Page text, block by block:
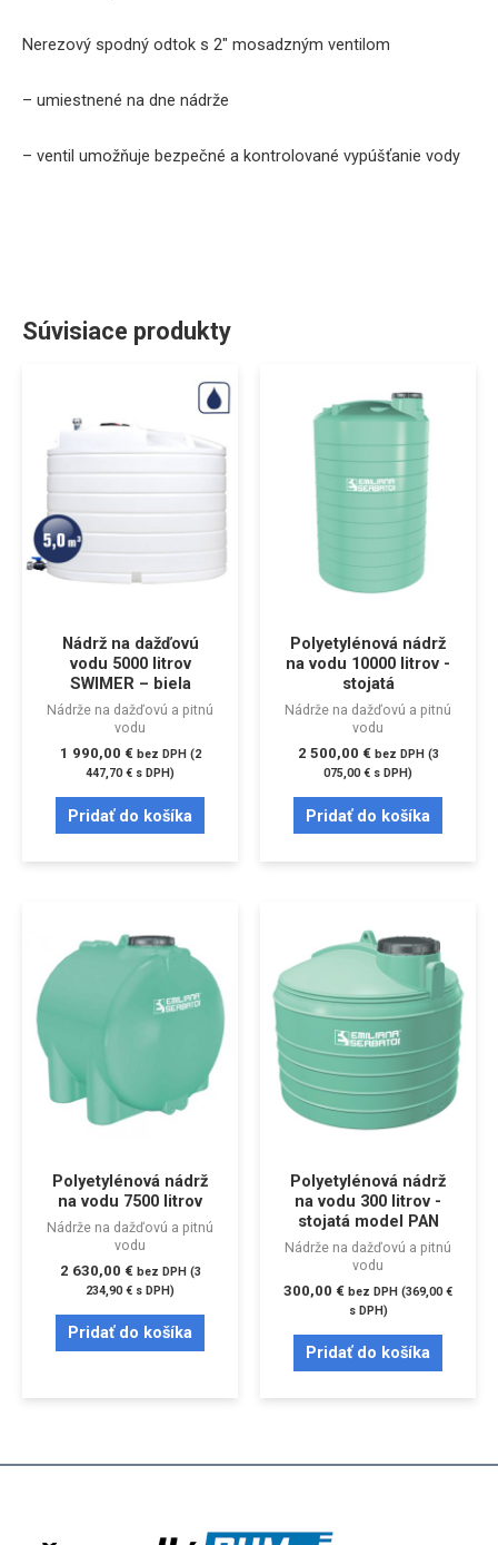
Nerezový spodný odtok s 2″ mosadzným ventilom
– umiestnené na dne nádrže
– ventil umožňuje bezpečné a kontrolované vypúšťanie vody
Súvisiace produkty
Nádrž na dažďovú
vodu 5000 litrov
SWIMER – biela
Nádrže na dažďovú a pitnú
vodu
1 990,00 € bez DPH (2
447,70€ s DPH)
Pridať do košíka
Polyetylénová nádrž
na vodu 10000 litrov -
stojatá
Nádrže na dažďovú a pitnú
vodu
2 500,00 € bez DPH (3
075,00€ s DPH)
Pridať do košíka
Polyetylénová nádrž
na vodu 7500 litrov
Nádrže na dažďovú a pitnú
vodu
2 630,00 € bez DPH (3
234,90€ s DPH)
Pridať do košíka
Polyetylénová nádrž
na vodu 300 litrov -
stojatá model PAN
Nádrže na dažďovú a pitnú
vodu
300,00 € bez DPH (369,00€
s DPH)
Pridať do košíka